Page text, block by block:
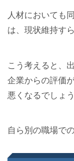
人材においても
は、現状維持す
こう考えると、
企業からの評価
悪くなるでしょう
自ら別の職場で